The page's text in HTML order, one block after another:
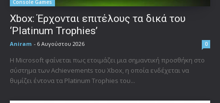
Console Games
Xbox: Έρχονται επιτέλους τα δικά του
‘Platinum Trophies’
Aniram - 6 Αυγούστου 2026 0
Η Microsoft φαίνεται πως ετοιμάζει μια σημαντική προσθήκη στο
σύστημα των Achievements του Xbox, η οποία ενδέχεται να
θυμίζει έντονα τα Platinum Trophies του...